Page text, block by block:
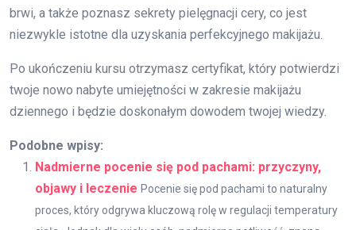
brwi, a także poznasz sekrety pielęgnacji cery, co jest
niezwykle istotne dla uzyskania perfekcyjnego makijażu.
Po ukończeniu kursu otrzymasz certyfikat, który potwierdzi
twoje nowo nabyte umiejętności w zakresie makijażu
dziennego i będzie doskonałym dowodem twojej wiedzy.
Podobne wpisy:
Nadmierne pocenie się pod pachami: przyczyny,
objawy i leczenie Pocenie się pod pachami to naturalny
proces, który odgrywa kluczową rolę w regulacji temperatury